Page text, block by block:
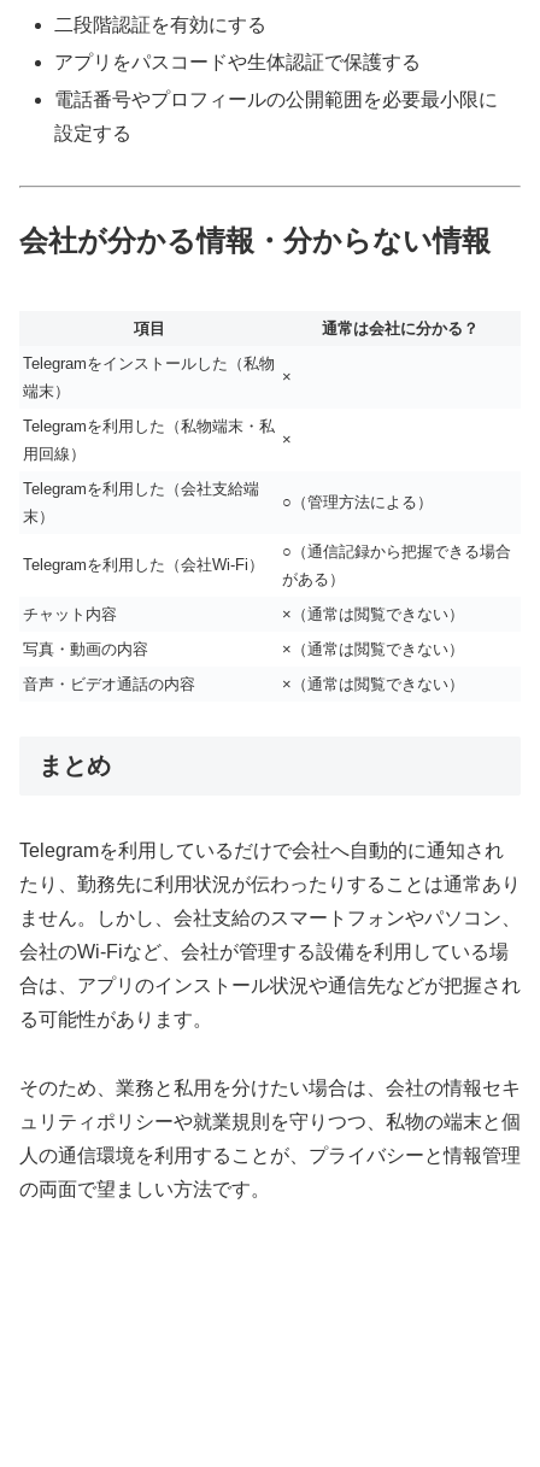
二段階認証を有効にする
アプリをパスコードや生体認証で保護する
電話番号やプロフィールの公開範囲を必要最小限に
設定する
会社が分かる情報・分からない情報
項目
通常は会社に分かる？
Telegramをインストールした（私物
端末）
×
Telegramを利用した（私物端末・私
用回線）
×
Telegramを利用した（会社支給端
末）
○（管理方法による）
Telegramを利用した（会社Wi-Fi）
○（通信記録から把握できる場合
がある）
チャット内容
×（通常は閲覧できない）
写真・動画の内容
×（通常は閲覧できない）
音声・ビデオ通話の内容
×（通常は閲覧できない）
まとめ
Telegramを利用しているだけで会社へ自動的に通知され
たり、勤務先に利用状況が伝わったりすることは通常あり
ません。しかし、会社支給のスマートフォンやパソコン、
会社のWi-Fiなど、会社が管理する設備を利用している場
合は、アプリのインストール状況や通信先などが把握され
る可能性があります。
そのため、業務と私用を分けたい場合は、会社の情報セキ
ュリティポリシーや就業規則を守りつつ、私物の端末と個
人の通信環境を利用することが、プライバシーと情報管理
の両面で望ましい方法です。